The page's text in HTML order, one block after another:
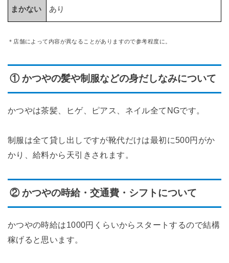
まかない あり
＊店舗によって内容が異なることがありますので参考程度に。
① かつやの髪や制服などの身だしなみについて
かつやは茶髪、ヒゲ、ピアス、ネイル全てNGです。
制服は全て貸し出しですが靴代だけは最初に500円がか
かり、給料から天引きされます。
② かつやの時給・交通費・シフトについて
かつやの時給は1000円くらいからスタートするので結構
稼げると思います。